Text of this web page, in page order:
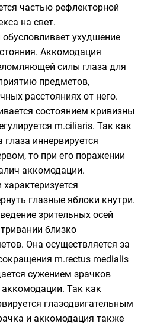
частью рефлекторной
на свет.
обусловливает ухудшение
Аккомодация
силы глаза для
предметов,
расстояниях от него.
состоянием кривизны
m.ciliaris. Так как
иннервируется
то при его поражении
аккомодации.
характеризуется
глазные яблоки кнутри.
зрительных осей
близко
Она осуществляется за
m.rectus medialis
сужением зрачков
Так как
глазодвигательным
и аккомодация также